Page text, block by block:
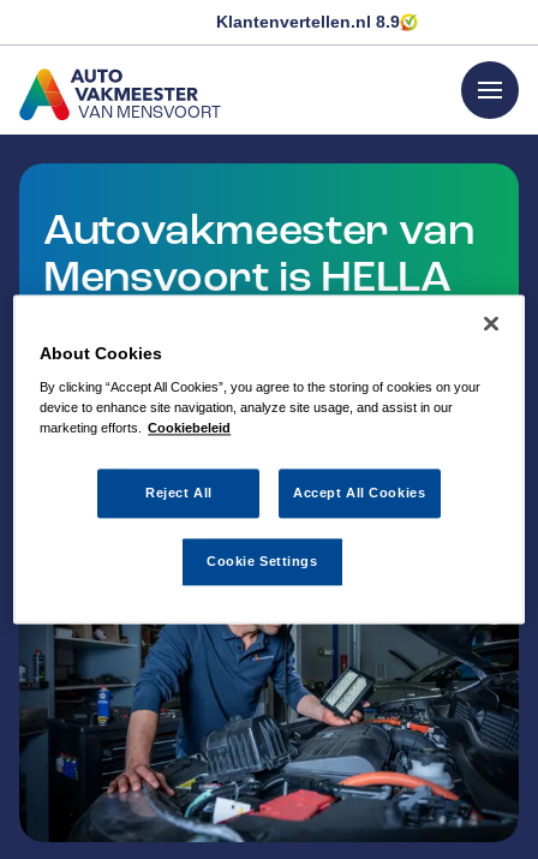
Klantenvertellen.nl 8.9
VAN MENSVOORT
GA NAAR DE HOMEPAGINA
menu
Autovakmeester van
Mensvoort is HELLA
About Cookies
By clicking “Accept All Cookies”, you agree to the storing of cookies on your
device to enhance site navigation, analyze site usage, and assist in our
marketing efforts.
Cookiebeleid
Reject All Accept All Cookies
Cookie Settings